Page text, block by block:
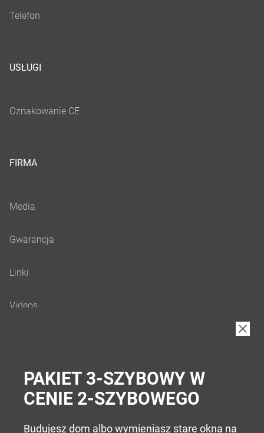
USŁUGI
FIRMA
PAKIET 3-SZYBOWY W
CENIE 2-SZYBOWEGO
Budujesz dom albo wymieniasz stare okna na